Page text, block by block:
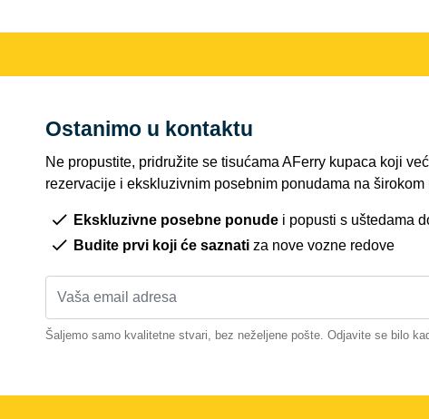
Ostanimo u kontaktu
Ne propustite, pridružite se tisućama AFerry kupaca koji
rezervacije i ekskluzivnim posebnim ponudama na širokom
Ekskluzivne posebne ponude i popusti s uštedama
Budite prvi koji će saznati za nove vozne redove
Šaljemo samo kvalitetne stvari, bez neželjene pošte. Odjavite se bilo